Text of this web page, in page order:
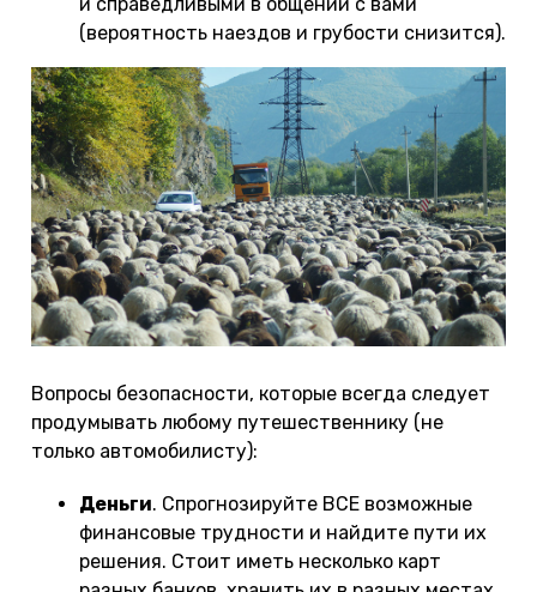
и справедливыми в общении с вами
(вероятность наездов и грубости снизится).
Вопросы безопасности, которые всегда следует
продумывать любому путешественнику (не
только автомобилисту):
Деньги. Спрогнозируйте ВСЕ возможные
финансовые трудности и найдите пути их
решения. Стоит иметь несколько карт